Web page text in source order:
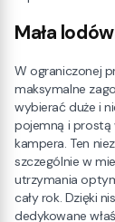
Mała
W ograniczonej
maksymalne
wybierać duże i
pojemną i prostą
kampera. Ten
szczególnie w
utrzymania
cały rok. Dzięki
dedykowane